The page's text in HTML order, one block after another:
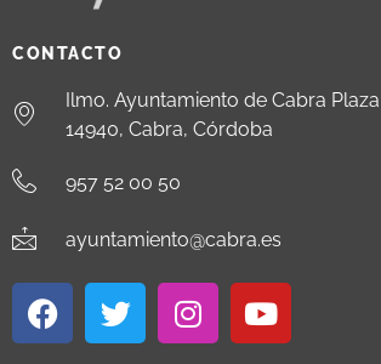
CONTACTO
Ilmo. Ayuntamiento de Cabra
14940, Cabra, Córdoba
957 52 00 50
ayuntamiento@cabra.es